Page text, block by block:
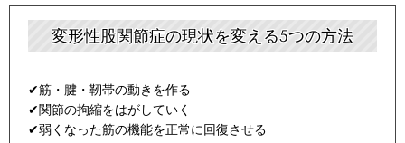
変形性股関節症の現状を変える5つの方法
✔筋・腱・靭帯の動きを作る
✔関節の拘縮をはがしていく
​✔弱くなった筋の機能を正常に回復させる